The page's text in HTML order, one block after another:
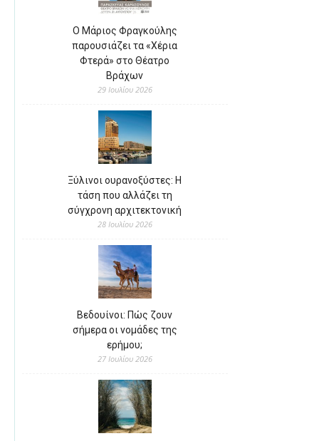
Ο Μάριος Φραγκούλης
παρουσιάζει τα «Χέρια
Φτερά» στο Θέατρο
Βράχων
29 Ιουλίου 2026
Ξύλινοι ουρανοξύστες: Η
τάση που αλλάζει τη
σύγχρονη αρχιτεκτονική
28 Ιουλίου 2026
Βεδουίνοι: Πώς ζουν
σήμερα οι νομάδες της
ερήμου;
27 Ιουλίου 2026